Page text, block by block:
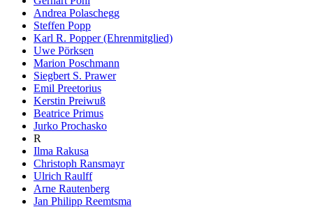
Andrea Polaschegg
Steffen Popp
Karl R. Popper (Ehrenmitglied)
Uwe Pörksen
Marion Poschmann
Siegbert S. Prawer
Emil Preetorius
Kerstin Preiwuß
Beatrice Primus
Jurko Prochasko
R
Ilma Rakusa
Christoph Ransmayr
Ulrich Raulff
Arne Rautenberg
Jan Philipp Reemtsma